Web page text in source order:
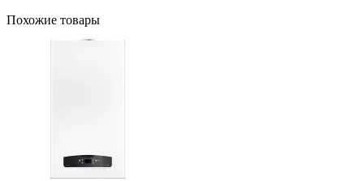
Похожие товары